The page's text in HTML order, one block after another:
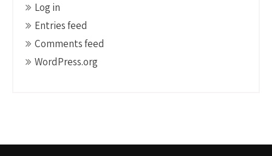
Log in
Entries feed
Comments feed
WordPress.org